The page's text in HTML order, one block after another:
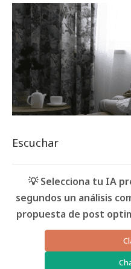
Escuchar
💡 Selecciona tu IA
segundos un análisis
propuesta de post